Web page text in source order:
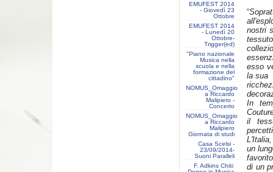
EMUFEST 2014
- Giovedì 23
Ottobre
EMUFEST 2014
- Lunedì 20
Ottobre-
Trigger(ed)
"Piano nazionale
Musica nella
scuola e nella
formazione del
cittadino"
NOMUS_Omaggio
a Riccardo
Malipiero -
Concerto
NOMUS_Omaggio
a Riccardo
Malipiero
Giornata di studi
Casa Scelsi -
23/09/2014-
Suoni Paralleli
F. Adkins Chiti:
“
nostri
esso
la sua
In
il
un
di un